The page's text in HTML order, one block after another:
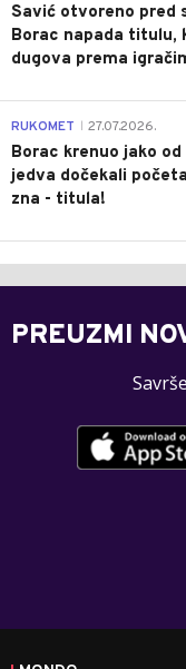
Savić otvoreno pred
Borac napada titulu,
dugova prema
RUKOMET 27.07.2026.
Borac krenuo jako
jedva dočekali
zna - titula!
PREUZMI